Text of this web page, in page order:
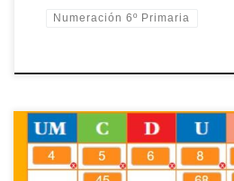
Numeración 6º Primaria